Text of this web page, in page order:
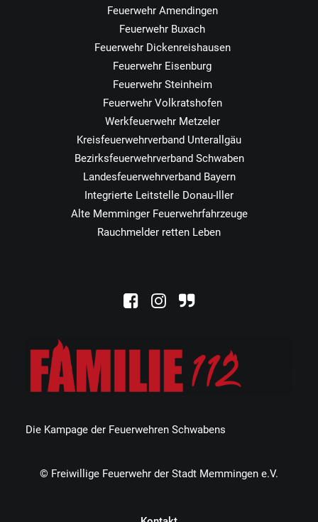
Die Kampage der Feuerwehren Schwabens
Feuerwehr Amendingen
Feuerwehr Buxach
Feuerwehr Dickenreishausen
Feuerwehr Eisenburg
Feuerwehr Steinheim
Feuerwehr Volkratshofen
Werkfeuerwehr Metzeler
Kreisfeuerwehrverband Unterallgäu
Bezirksfeuerwehrverband Schwaben
Landesfeuerwehrverband Bayern
Integrierte Leitstelle Donau-Iller
Alte Memminger Feuerwehrfahrzeuge
Rauchmelder retten Leben
© Freiwillige Feuerwehr der Stadt Memmingen e.V.